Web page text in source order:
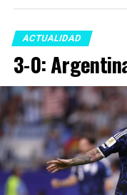
ACTUALIDAD
3-0: